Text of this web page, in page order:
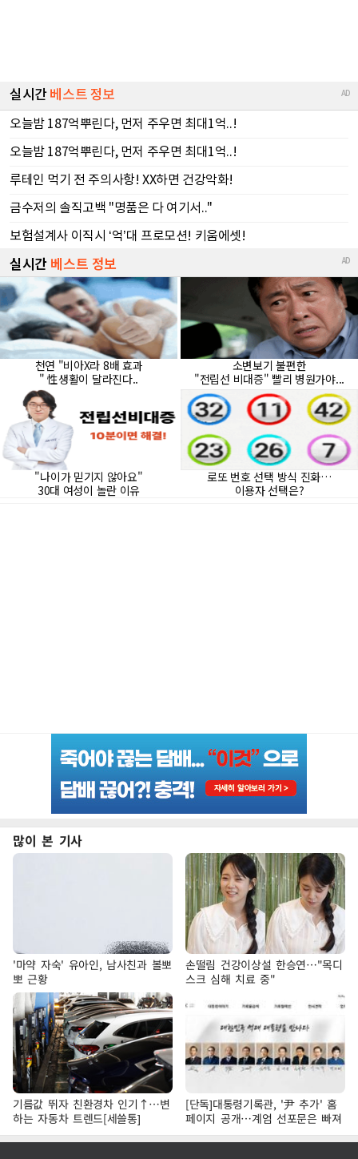
많이 본 기사
'마약 자숙' 유아인, 남사친과 볼뽀
뽀 근황
손떨림 건강이상설 한승연…"목디
스크 심해 치료 중"
기름값 뛰자 친환경차 인기↑…변
하는 자동차 트렌드[세쓸통]
[단독]대통령기록관, '尹 추가' 홈
페이지 공개…계엄 선포문은 빠져